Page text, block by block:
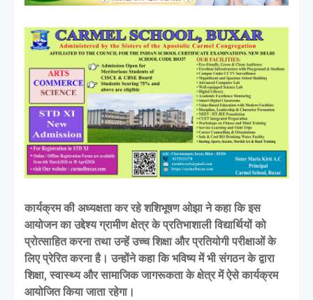
कार्यक्रम की अध्यक्षता कर रहे शशिभूषण ओझा ने कहा कि इस
आयोजन का उद्देश्य ग्रामीण क्षेत्र के प्रतिभाशाली विद्यार्थियों को
प्रोत्साहित करना तथा उन्हें उच्च शिक्षा और प्रतियोगी परीक्षाओं के
लिए प्रेरित करना है। उन्होंने कहा कि भविष्य में भी संगठन के द्वारा
शिक्षा, स्वास्थ्य और सामाजिक जागरूकता के क्षेत्र में ऐसे कार्यक्रम
आयोजित किया जाता रहेगा।